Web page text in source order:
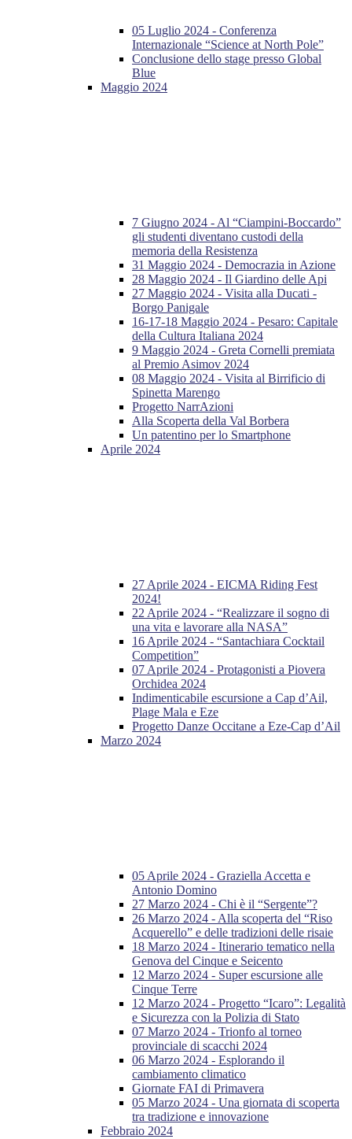
05 Luglio 2024 - Conferenza
Internazionale “Science at North Pole”
Conclusione dello stage presso Global
Blue
Maggio 2024
7 Giugno 2024 - Al “Ciampini-Boccardo”
gli studenti diventano custodi della
memoria della Resistenza
31 Maggio 2024 - Democrazia in Azione
28 Maggio 2024 - Il Giardino delle Api
27 Maggio 2024 - Visita alla Ducati -
Borgo Panigale
16-17-18 Maggio 2024 - Pesaro: Capitale
della Cultura Italiana 2024
9 Maggio 2024 - Greta Cornelli premiata
al Premio Asimov 2024
08 Maggio 2024 - Visita al Birrificio di
Spinetta Marengo
Progetto NarrAzioni
Alla Scoperta della Val Borbera
Un patentino per lo Smartphone
Aprile 2024
27 Aprile 2024 - EICMA Riding Fest
2024!
22 Aprile 2024 - “Realizzare il sogno di
una vita e lavorare alla NASA”
16 Aprile 2024 - “Santachiara Cocktail
Competition”
07 Aprile 2024 - Protagonisti a Piovera
Orchidea 2024
Indimenticabile escursione a Cap d’Ail,
Plage Mala e Eze
Progetto Danze Occitane a Eze-Cap d’Ail
Marzo 2024
05 Aprile 2024 - Graziella Accetta e
Antonio Domino
27 Marzo 2024 - Chi è il “Sergente”?
26 Marzo 2024 - Alla scoperta del “Riso
Acquerello” e delle tradizioni delle risaie
18 Marzo 2024 - Itinerario tematico nella
Genova del Cinque e Seicento
12 Marzo 2024 - Super escursione alle
Cinque Terre
12 Marzo 2024 - Progetto “Icaro”: Legalità
e Sicurezza con la Polizia di Stato
07 Marzo 2024 - Trionfo al torneo
provinciale di scacchi 2024
06 Marzo 2024 - Esplorando il
cambiamento climatico
Giornate FAI di Primavera
05 Marzo 2024 - Una giornata di scoperta
tra tradizione e innovazione
Febbraio 2024